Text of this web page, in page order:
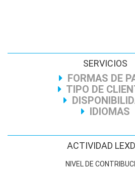
SERVICIOS
FORMAS DE
TIPO DE
IDIOMAS
ACTIVIDAD
NIVEL DE